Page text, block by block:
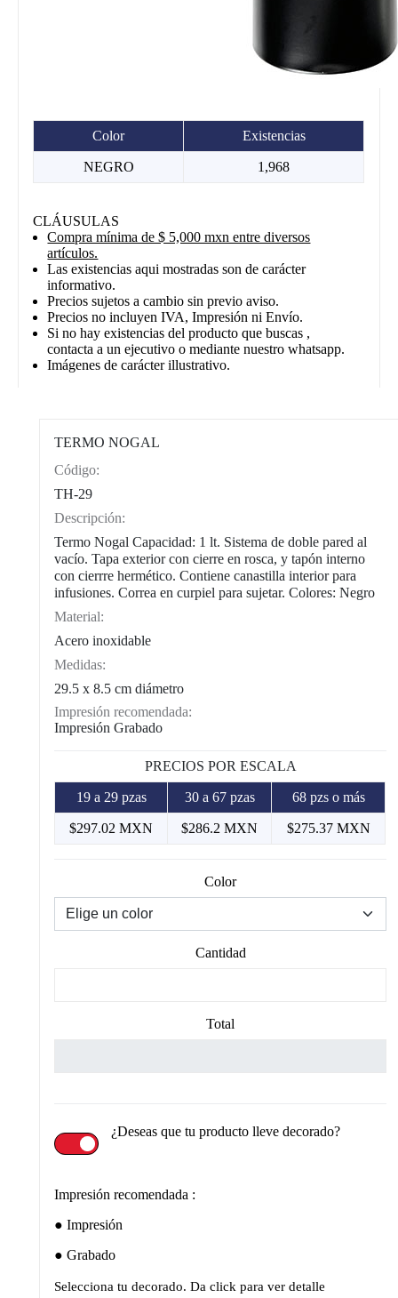
Color Existencias
NEGRO 1,968
CLÁUSULAS
Compra mínima de $ 5,000 mxn entre diversos
artículos.
Las existencias aqui mostradas son de carácter
informativo.
Precios sujetos a cambio sin previo aviso.
Precios no incluyen IVA, Impresión ni Envío.
Si no hay existencias del producto que buscas ,
contacta a un ejecutivo o mediante nuestro whatsapp.
Imágenes de carácter illustrativo.
TERMO NOGAL
Código:
TH-29
Descripción:
Termo Nogal Capacidad: 1 lt. Sistema de doble pared al
vacío. Tapa exterior con cierre en rosca, y tapón interno
con cierrre hermético. Contiene canastilla interior para
infusiones. Correa en curpiel para sujetar. Colores: Negro
Material:
Acero inoxidable
Medidas:
29.5 x 8.5 cm diámetro
Impresión recomendada:
Impresión Grabado
PRECIOS POR ESCALA
19 a 29 pzas 30 a 67 pzas 68 pzs o más
$297.02 MXN $286.2 MXN $275.37 MXN
Color
Cantidad
Total
¿Deseas que tu producto lleve decorado?
Impresión recomendada :
Impresión
Grabado
Selecciona tu decorado. Da click para ver detalle